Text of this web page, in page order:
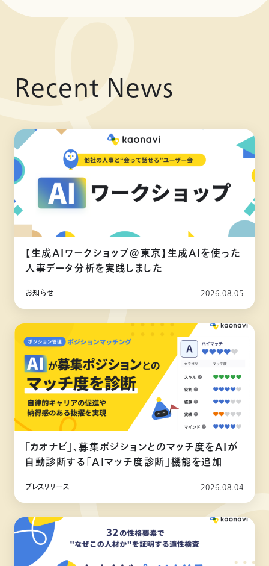
Recent News
【生成AIワークショップ@東京】生成AIを使った
人事データ分析を実践しました
お知らせ 2026.08.05
「カオナビ」、募集ポジションとのマッチ度をAIが
自動診断する「AIマッチ度診断」機能を追加
プレスリリース 2026.08.04